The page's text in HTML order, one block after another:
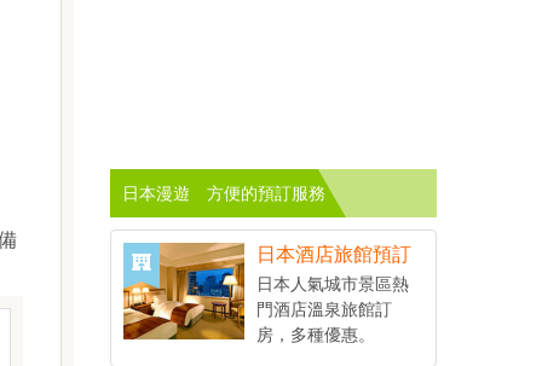
日本漫遊 方便的預訂服務
日本酒店旅館預訂
日本人氣城市景區熱
門酒店溫泉旅館訂
房，多種優惠。